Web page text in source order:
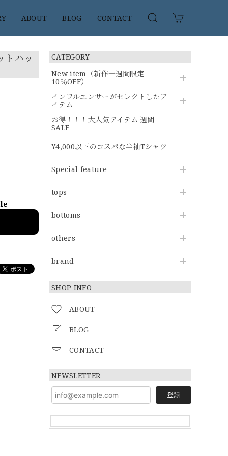
ABOUT BLOG CONTACT
CATEGORY
New item（新作一週間限定
10％OFF）
インフルエンサーがセレクトしたア
イテム
お得！！！大人気アイテム 週間
SALE
¥4,000以下のコスパな半袖Tシャツ
Special feature
tops
bottoms
others
brand
SHOP INFO
ABOUT
BLOG
CONTACT
NEWSLETTER
登録
トハッ